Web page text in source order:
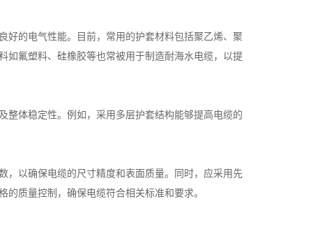
好的电气性能。目前，常用的护套材料包括聚乙烯、聚
如氟塑料、硅橡胶等也常被用于制造耐海水电缆，以提
整体稳定性。例如，采用多层护套结构能够提高电缆的
，以确保电缆的尺寸精度和表面质量。同时，应采用先
质量控制，确保电缆符合相关标准和要求。